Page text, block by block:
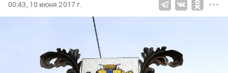
00:43, 10 июня 2017 г.